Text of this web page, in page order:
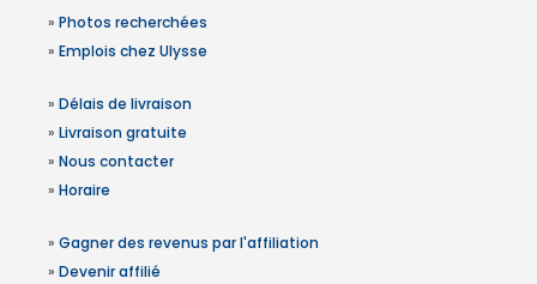
» Photos recherchées
» Emplois chez Ulysse
» Délais de livraison
» Livraison gratuite
» Nous contacter
» Horaire
» Gagner des revenus par l'affiliation
» Devenir affilié